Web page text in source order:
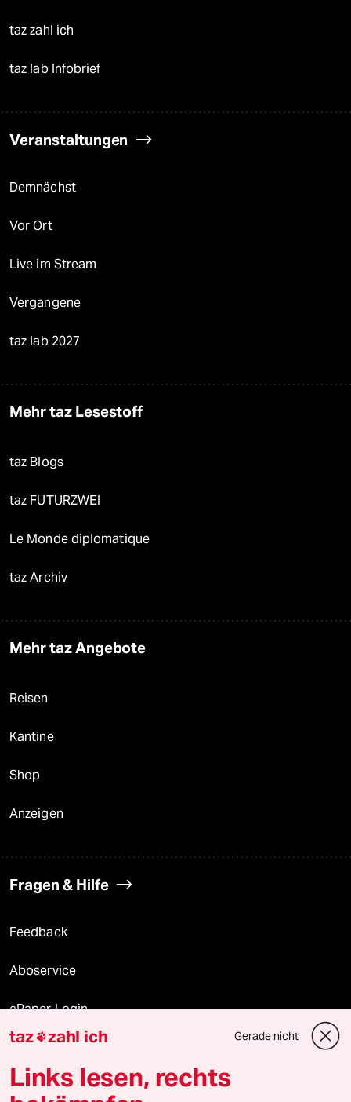
taz zahl ich
taz lab Infobrief
Veranstaltungen
Demnächst
Vor Ort
Live im Stream
Vergangene
taz lab 2027
Mehr taz Lesestoff
taz Blogs
taz FUTURZWEI
Le Monde diplomatique
taz Archiv
Mehr taz Angebote
Reisen
Kantine
Shop
Anzeigen
Fragen & Hilfe
Feedback
Aboservice
ePaper Login
Downloads für Abonnierende
taz zahl ich Gerade nicht
Links lesen, rechts